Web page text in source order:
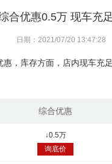
合优惠0.5万 现车充足
日期：2021/07/20 13:47:28
，库存方面，店内现车充
综合优惠
↓0.5万
询底价